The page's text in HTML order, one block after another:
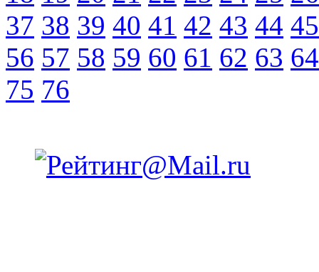
37 38 39 40 41 42 43 44 45
56 57 58 59 60 61 62 63 64
75 76